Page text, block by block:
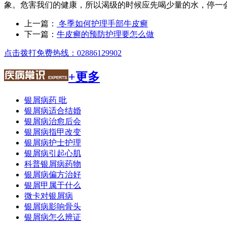
象。危害我们的健康，所以渴级的时候应先喝少量的水，停一
上一篇：
冬季如何护理手部牛皮癣
下一篇： 牛皮癣的预防护理要怎么做
点击拨打免费热线：02886129902
+更多
银屑病药 吡
银屑病适合结婚
银屑病治愈后会
银屑病指甲改变
银屑病护士护理
银屑病引起心肌
科普银屑病药物
银屑病偏方治好
银屑甲属于什么
微卡对银屑病
银屑病影响骨头
银屑病怎么辨证